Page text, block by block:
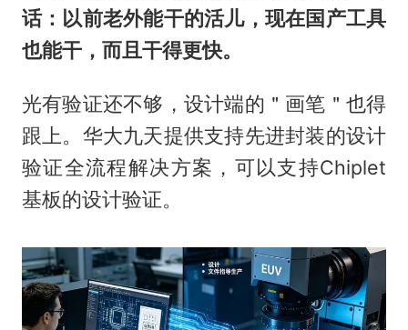
话：以前老外能干的活儿，现在国产工具
也能干，而且干得更快。
光有验证还不够，设计端的＂画笔＂也得
跟上。华大九天提供支持先进封装的设计
验证全流程解决方案，可以支持Chiplet
基板的设计验证。